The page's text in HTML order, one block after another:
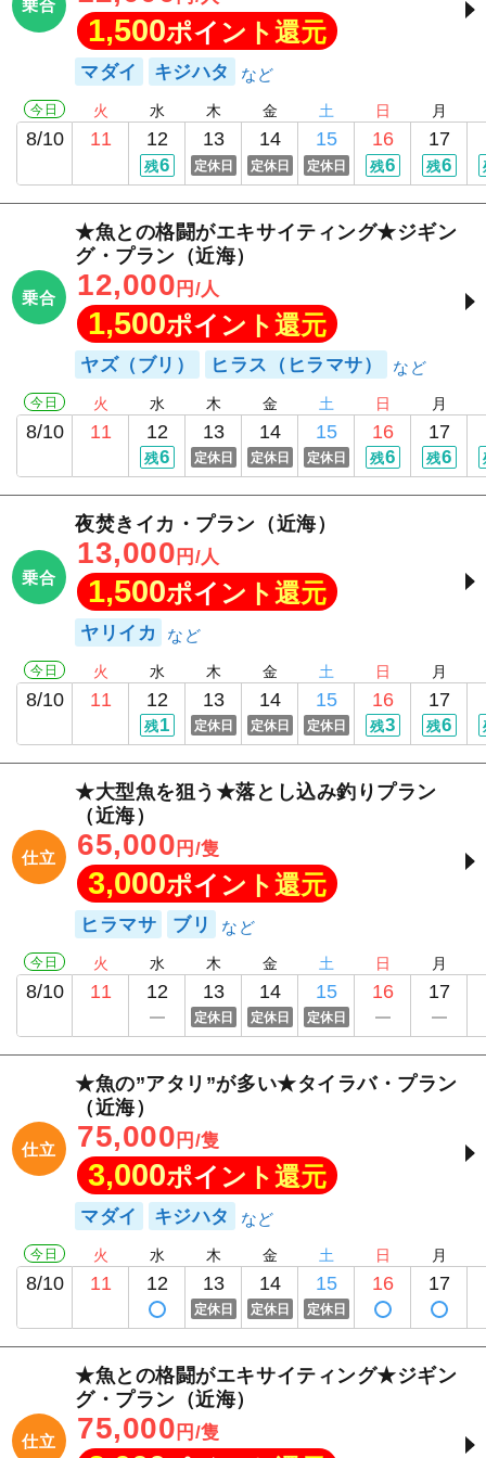
乗合
1,500ポイント還元
マダイ キジハタ
今日
8/10
火
11
水
12
残6
木
13
定休日
金
14
定休日
土
15
定休日
日
16
残6
月
17
残6
乗合
★魚との格闘がエキサイティング★ジギン
グ・プラン（近海）
12,000 円/人
1,500ポイント還元
ヤズ（ブリ） ヒラス（ヒラマサ）
今日
8/10
火
11
水
12
残6
木
13
定休日
金
14
定休日
土
15
定休日
日
16
残6
月
17
残6
乗合
夜焚きイカ・プラン（近海）
13,000 円/人
1,500ポイント還元
ヤリイカ
今日
8/10
火
11
水
12
残1
木
13
定休日
金
14
定休日
土
15
定休日
日
16
残3
月
17
残6
仕立
★大型魚を狙う★落とし込み釣りプラン
（近海）
65,000 円/隻
3,000ポイント還元
ヒラマサ ブリ
今日
8/10
火
11
水
12
木
13
定休日
金
14
定休日
土
15
定休日
日
16
月
17
仕立
★魚の”アタリ”が多い★タイラバ・プラン
（近海）
75,000 円/隻
3,000ポイント還元
マダイ キジハタ
今日
8/10
火
11
水
12
木
13
定休日
金
14
定休日
土
15
定休日
日
16
月
17
仕立
★魚との格闘がエキサイティング★ジギン
グ・プラン（近海）
75,000 円/隻